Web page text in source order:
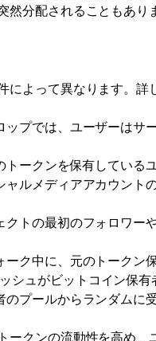
分配されることもあり
よって異なります。詳
ップでは、ユーザーはサ
ークンを保有している
ャルメディアアカウント
クトの最初のフォロワー
ク中に、元のトークン
シュがビットコイン保有
プールからランダムに
ークンの流動性を高め